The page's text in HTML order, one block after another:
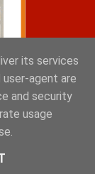
its services
user-agent are
and security
usage